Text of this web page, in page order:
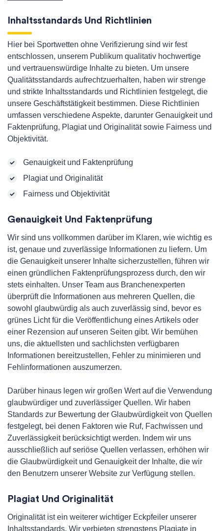
Inhaltsstandards Und Richtlinien
Hier bei Sportwetten ohne Verifizierung sind wir fest
entschlossen, unserem Publikum qualitativ hochwertige
und vertrauenswürdige Inhalte zu bieten. Um unsere
Qualitätsstandards aufrechtzuerhalten, haben wir strenge
und strikte Inhaltsstandards und Richtlinien festgelegt, die
unsere Geschäftstätigkeit bestimmen. Diese Richtlinien
umfassen verschiedene Aspekte, darunter Genauigkeit und
Faktenprüfung, Plagiat und Originalität sowie Fairness und
Objektivität.
Genauigkeit und Faktenprüfung
Plagiat und Originalität
Fairness und Objektivität
Genauigkeit Und Faktenprüfung
Wir sind uns vollkommen darüber im Klaren, wie wichtig es
ist, genaue und zuverlässige Informationen zu liefern. Um
die Genauigkeit unserer Inhalte sicherzustellen, führen wir
einen gründlichen Faktenprüfungsprozess durch, den wir
stets einhalten. Unser Team aus Branchenexperten
überprüft die Informationen aus mehreren Quellen, die
sowohl glaubwürdig als auch zuverlässig sind, bevor es
grünes Licht für die Veröffentlichung eines Artikels oder
einer Rezension auf unseren Seiten gibt. Wir bemühen
uns, die aktuellsten und sachlichsten verfügbaren
Informationen bereitzustellen, Fehler zu minimieren und
Fehlinformationen auszumerzen.
Darüber hinaus legen wir großen Wert auf die Verwendung
glaubwürdiger und zuverlässiger Quellen. Wir haben
Standards zur Bewertung der Glaubwürdigkeit von Quellen
festgelegt, bei denen Faktoren wie Ruf, Fachwissen und
Zuverlässigkeit berücksichtigt werden. Indem wir uns
ausschließlich auf seriöse Quellen verlassen, erhöhen wir
die Glaubwürdigkeit und Genauigkeit der Inhalte, die wir
den Benutzern unserer Website zur Verfügung stellen.
Plagiat Und Originalität
Originalität ist ein weiterer wichtiger Eckpfeiler unserer
Inhaltsstandards. Wir verbieten strengstens Plagiate in